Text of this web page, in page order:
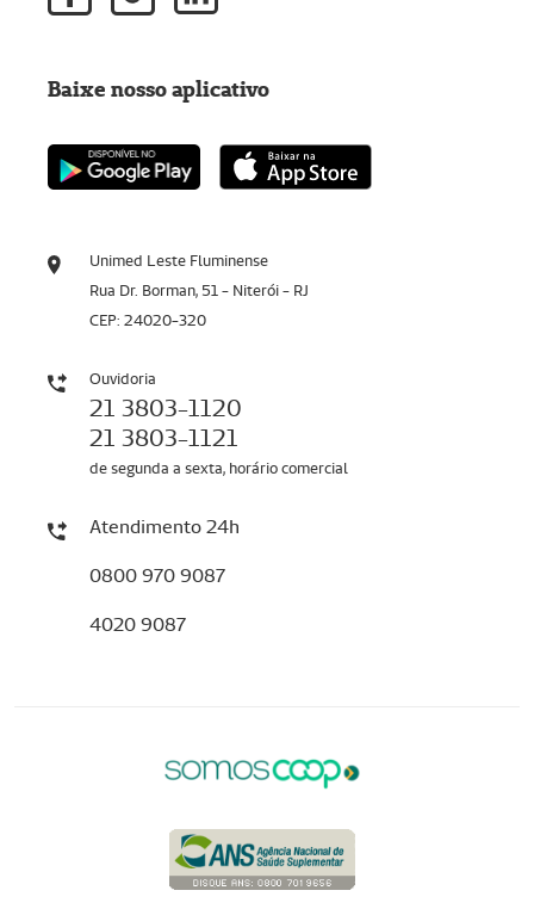
Unimed Leste Fluminense
Rua Dr. Borman, 51 - Niterói - RJ
CEP: 24020-320
Ouvidoria
21 3803-1120
21 3803-1121
de segunda a sexta, horário comercial
Atendimento 24h
0800 970 9087
4020 9087
Baixe nosso aplicativo